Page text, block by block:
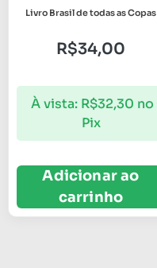
Livro Brasil de todas as Copas
R$34,00
À vista: R$32,30 no
Pix
Adicionar ao
carrinho